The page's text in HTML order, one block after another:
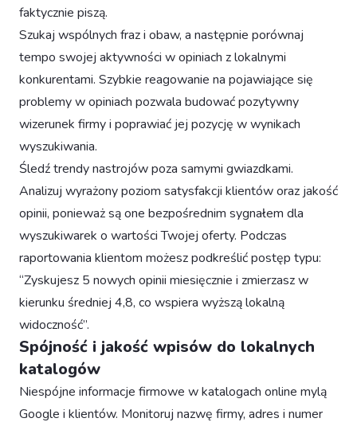
faktycznie piszą.
Szukaj wspólnych fraz i obaw, a następnie porównaj
tempo swojej aktywności w opiniach z lokalnymi
konkurentami. Szybkie reagowanie na pojawiające się
problemy w opiniach pozwala budować pozytywny
wizerunek firmy i poprawiać jej pozycję w wynikach
wyszukiwania.
Śledź trendy nastrojów poza samymi gwiazdkami.
Analizuj wyrażony poziom satysfakcji klientów oraz jakość
opinii, ponieważ są one bezpośrednim sygnałem dla
wyszukiwarek o wartości Twojej oferty. Podczas
raportowania klientom możesz podkreślić postęp typu:
“Zyskujesz 5 nowych opinii miesięcznie i zmierzasz w
kierunku średniej 4,8, co wspiera wyższą lokalną
widoczność”.
Spójność i jakość wpisów do lokalnych
katalogów
Niespójne informacje firmowe w katalogach online mylą
Google i klientów. Monitoruj nazwę firmy, adres i numer